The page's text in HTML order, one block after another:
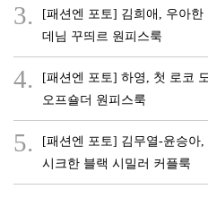
3.
[패션엔 포토] 김희애, 우아
데님 꾸띄르 원피스룩
4.
[패션엔 포토] 하영, 첫 로코
오프숄더 원피스룩
5.
[패션엔 포토] 김무열-윤승아
시크한 블랙 시밀러 커플룩